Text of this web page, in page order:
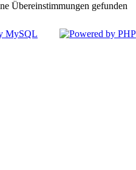
Übereinstimmungen gefunden